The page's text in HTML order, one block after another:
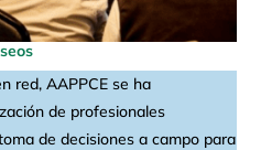
red, AAPPCE se ha
de profesionales
de decisiones a campo para